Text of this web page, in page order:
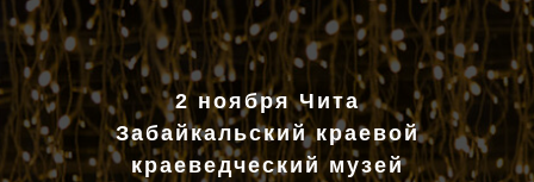
2 ноября Чита
Забайкальский краевой
краеведческий музей